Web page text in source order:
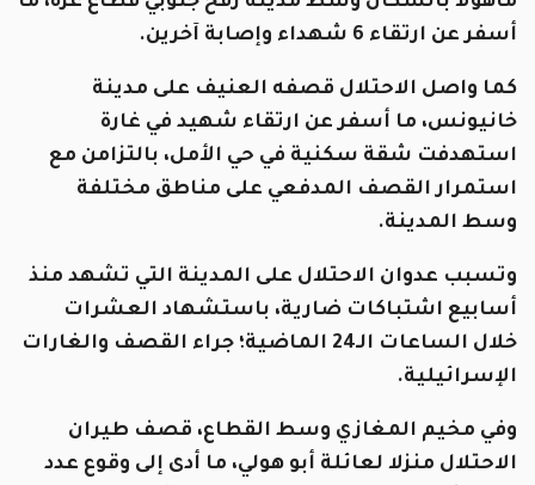
أسفر عن ارتقاء 6 شهداء وإصابة آخرين.
كما واصل الاحتلال قصفه العنيف على مدينة
خانيونس، ما أسفر عن ارتقاء شهيد في غارة
استهدفت شقة سكنية في حي الأمل، بالتزامن مع
استمرار القصف المدفعي على مناطق مختلفة
وسط المدينة.
وتسبب عدوان الاحتلال على المدينة التي تشهد منذ
أسابيع اشتباكات ضارية، باستشهاد العشرات
خلال الساعات الـ24 الماضية؛ جراء القصف والغارات
الإسرائيلية.
وفي مخيم المغازي وسط القطاع، قصف طيران
الاحتلال منزلا لعائلة أبو هولي، ما أدى إلى وقوع عدد